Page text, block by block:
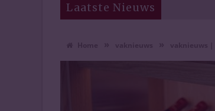
Laatste Nieuws